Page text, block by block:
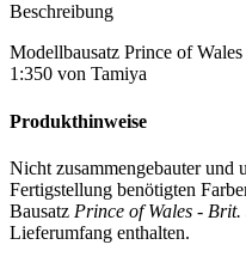
Beschreibung
Modellbausatz Prince of
1:350 von Tamiya
Produkthinweise
Nicht zusammengebauter und
Fertigstellung benötigten
Bausatz Prince of Wales - Brit.
Lieferumfang enthalten.